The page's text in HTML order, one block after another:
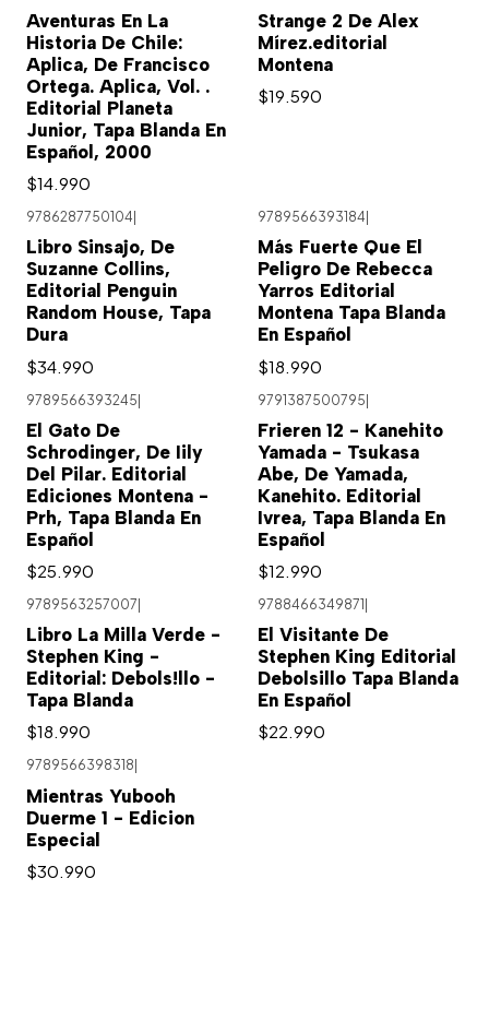
Aventuras En La
Historia De Chile:
Aplica, De Francisco
Ortega. Aplica, Vol. .
Editorial Planeta
Junior, Tapa Blanda En
Español, 2000
$14.990
Strange 2 De Alex
Mírez.editorial
Montena
$19.590
9786287750104
Libro Sinsajo, De
Suzanne Collins,
Editorial Penguin
Random House, Tapa
Dura
$34.990
9789566393184
Más Fuerte Que El
Peligro De Rebecca
Yarros Editorial
Montena Tapa Blanda
En Español
$18.990
9789566393245|
El Gato De
Schrodinger, De Iily
Del Pilar. Editorial
Ediciones Montena -
Prh, Tapa Blanda En
Español
$25.990
9791387500795|
Frieren 12 - Kanehito
Yamada - Tsukasa
Abe, De Yamada,
Kanehito. Editorial
Ivrea, Tapa Blanda En
Español
$12.990
9789563257007
Libro La Milla Verde -
Stephen King -
Editorial: Debols!llo -
Tapa Blanda
$18.990
9788466349871
El Visitante De
Stephen King Editorial
Debolsillo Tapa Blanda
En Español
$22.990
9789566398318
Mientras Yubooh
Duerme 1 - Edicion
Especial
$30.990